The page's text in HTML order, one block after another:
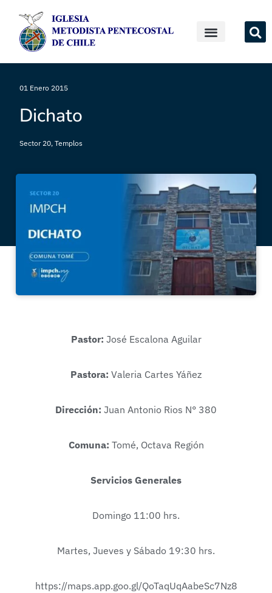
01 Enero 2015
Dichato
Sector 20, Templos
Pastor: José Escalona Aguilar
Pastora: Valeria Cartes Yáñez
Dirección: Juan Antonio Rios N° 380
Comuna: Tomé, Octava Región
Servicios Generales
Domingo 11:00 hrs.
Martes, Jueves y Sábado 19:30 hrs.
https://maps.app.goo.gl/QoTaqUqAabeSc7Nz8